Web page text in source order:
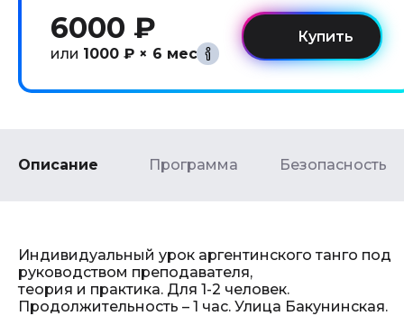
6000 ₽
или 1000 ₽ × 6 мес
Описание Программа Безопасность
Индивидуальный урок аргентинского танго под
руководством преподавателя,
теория и практика. Для 1-2 человек.
Продолжительность – 1 час. Улица Бакунинская.